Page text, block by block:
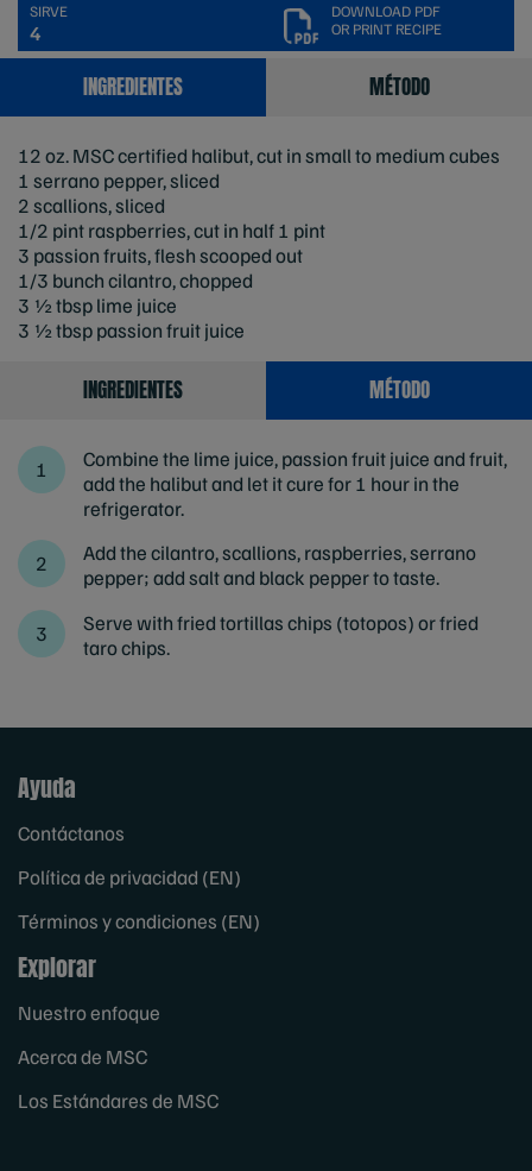
SIRVE
4
DOWNLOAD PDF
OR PRINT RECIPE
INGREDIENTES MÉTODO
12 oz. MSC certified halibut, cut in small to medium cubes
1 serrano pepper, sliced
2 scallions, sliced
1/2 pint raspberries, cut in half 1 pint
3 passion fruits, flesh scooped out
1/3 bunch cilantro, chopped
3 ½ tbsp lime juice
3 ½ tbsp passion fruit juice
INGREDIENTES MÉTODO
Combine the lime juice, passion fruit juice and fruit,
add the halibut and let it cure for 1 hour in the
refrigerator.
Add the cilantro, scallions, raspberries, serrano
pepper; add salt and black pepper to taste.
Serve with fried tortillas chips (totopos) or fried
taro chips.
Ayuda
Contáctanos
Política de privacidad (EN)
Términos y condiciones (EN)
Explorar
Nuestro enfoque
Acerca de MSC
Los Estándares de MSC